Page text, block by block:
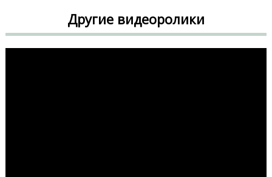
Другие видеоролики